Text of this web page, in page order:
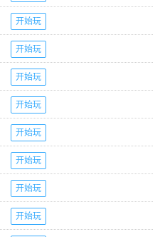
开始玩
开始玩
开始玩
开始玩
开始玩
开始玩
开始玩
开始玩